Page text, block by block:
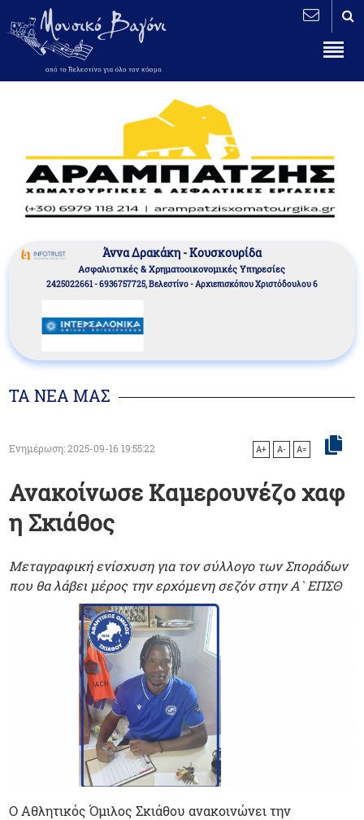
Άννα Δρακάκη - Κουσκουρίδα
Aσφαλιστικές & Χρηματοοικονομικές Υπηρεσίες
2425022661 - 6936757725, Βελεστίνο - Αρχιεπισκόπου Χριστόδουλου 6
ΤΑ ΝΕΑ ΜΑΣ
Ενημέρωση: 2025-09-16 19:55:22 A+ A- A=
Ανακοίνωσε Καμερουνέζο χαφ
η Σκιάθος
Μεταγραφική ενίσχυση για τον σύλλογο των Σποράδων
που θα λάβει μέρος την ερχόμενη σεζόν στην Α` ΕΠΣΘ
Ο Αθλητικός Όμιλος Σκιάθου ανακοινώνει την